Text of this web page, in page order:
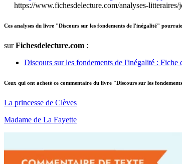
https://www.fichesdelecture.com/analyses-
Ces analyses du livre "Discours sur les fondements de l'inégalité"
surFichesdelecture.com :
Discours sur les fondements de l'inégalité : Fiche
Ceux qui ont acheté ce commentaire du livre "Discours sur les
La princesse de Clèves
Madame de La Fayette